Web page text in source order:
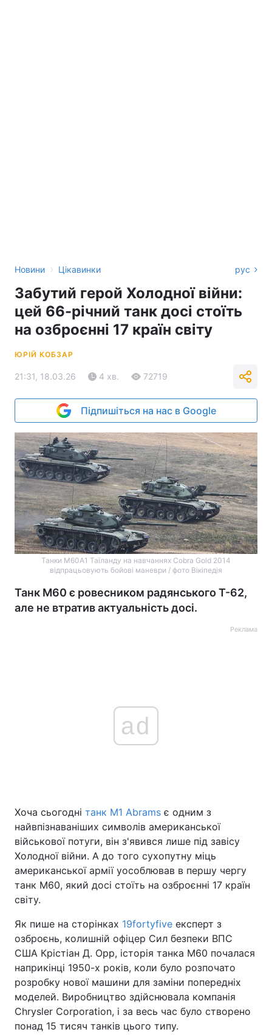
Новини › Цікавинки рус
Забутий герой Холодної війни:
цей 66-річний танк досі стоїть
на озброєнні 17 країн світу
ЮРІЙ КОБЗАР
21:31, 18.03.26 4 хв. 72719
Підпишіться на нас в Google
Танки M60A1 Таїланду на навчаннях Cobra Gold 2014
відпрацьовують бойові маневри / фото Вікіпедія
Танк M60 є ровесником радянського Т-62,
але не втратив актуальність досі.
Реклама
ad
Хоча сьогодні танк M1 Abrams є одним з
найвпізнаваніших символів американської
військової потуги, він з'явився лише під завісу
Холодної війни. А до того сухопутну міць
американської армії уособлював в першу чергу
танк M60, який досі стоїть на озброєнні 17 країн
світу.
Як пише на сторінках 19fortyfive експерт з
озброєнь, колишній офіцер Сил безпеки ВПС
США Крістіан Д. Орр, історія танка M60 почалася
наприкінці 1950-х років, коли було розпочато
розробку нової машини для заміни попередніх
моделей. Виробництво здійснювала компанія
Chrysler Corporation, і за весь час було створено
понад 15 тисяч танків цього типу.